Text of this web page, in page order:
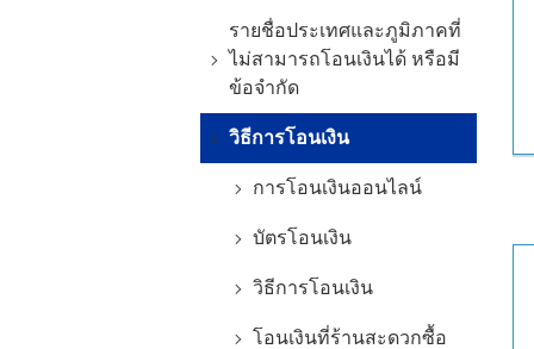
รายชื่อประเทศและภูมิภาคที่
ไม่สามารถโอนเงินได้ หรือมี
ข้อจำกัด
วิธีการโอนเงิน
การโอนเงินออนไลน์
บัตรโอนเงิน
วิธีการโอนเงิน
โอนเงินที่ร้านสะดวกซื้อ